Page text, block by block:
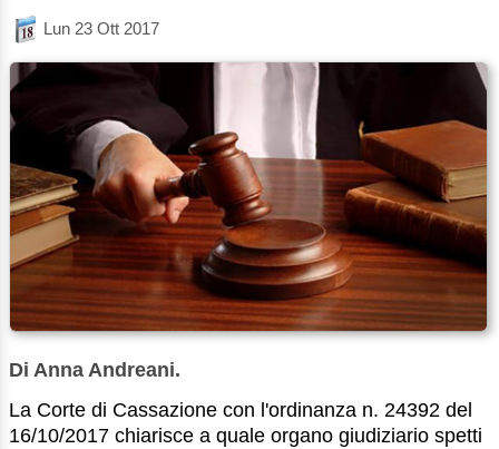
Lun 23 Ott 2017
Di Anna Andreani.
La Corte di Cassazione con l'ordinanza n. 24392 del
16/10/2017 chiarisce a quale organo giudiziario spetti